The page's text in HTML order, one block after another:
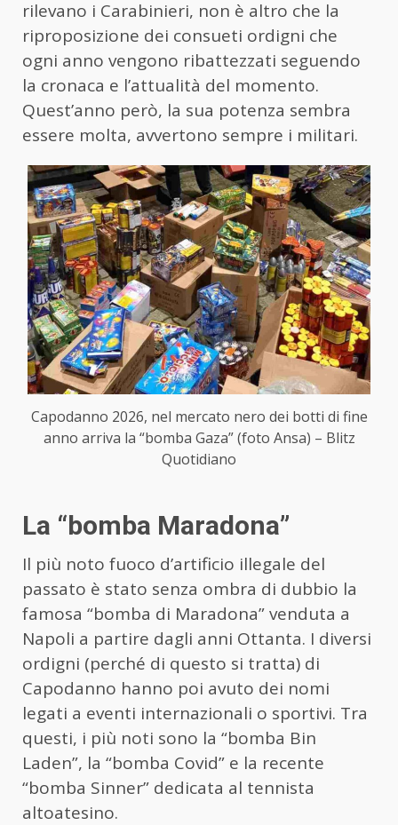
rilevano i Carabinieri, non è altro che la
riproposizione dei consueti ordigni che
ogni anno vengono ribattezzati seguendo
la cronaca e l’attualità del momento.
Quest’anno però, la sua potenza sembra
essere molta, avvertono sempre i militari.
Capodanno 2026, nel mercato nero dei botti di fine
anno arriva la “bomba Gaza” (foto Ansa) – Blitz
Quotidiano
La “bomba Maradona”
Il più noto fuoco d’artificio illegale del
passato è stato senza ombra di dubbio la
famosa “bomba di Maradona” venduta a
Napoli a partire dagli anni Ottanta. I diversi
ordigni (perché di questo si tratta) di
Capodanno hanno poi avuto dei nomi
legati a eventi internazionali o sportivi. Tra
questi, i più noti sono la “bomba Bin
Laden”, la “bomba Covid” e la recente
“bomba Sinner” dedicata al tennista
altoatesino.